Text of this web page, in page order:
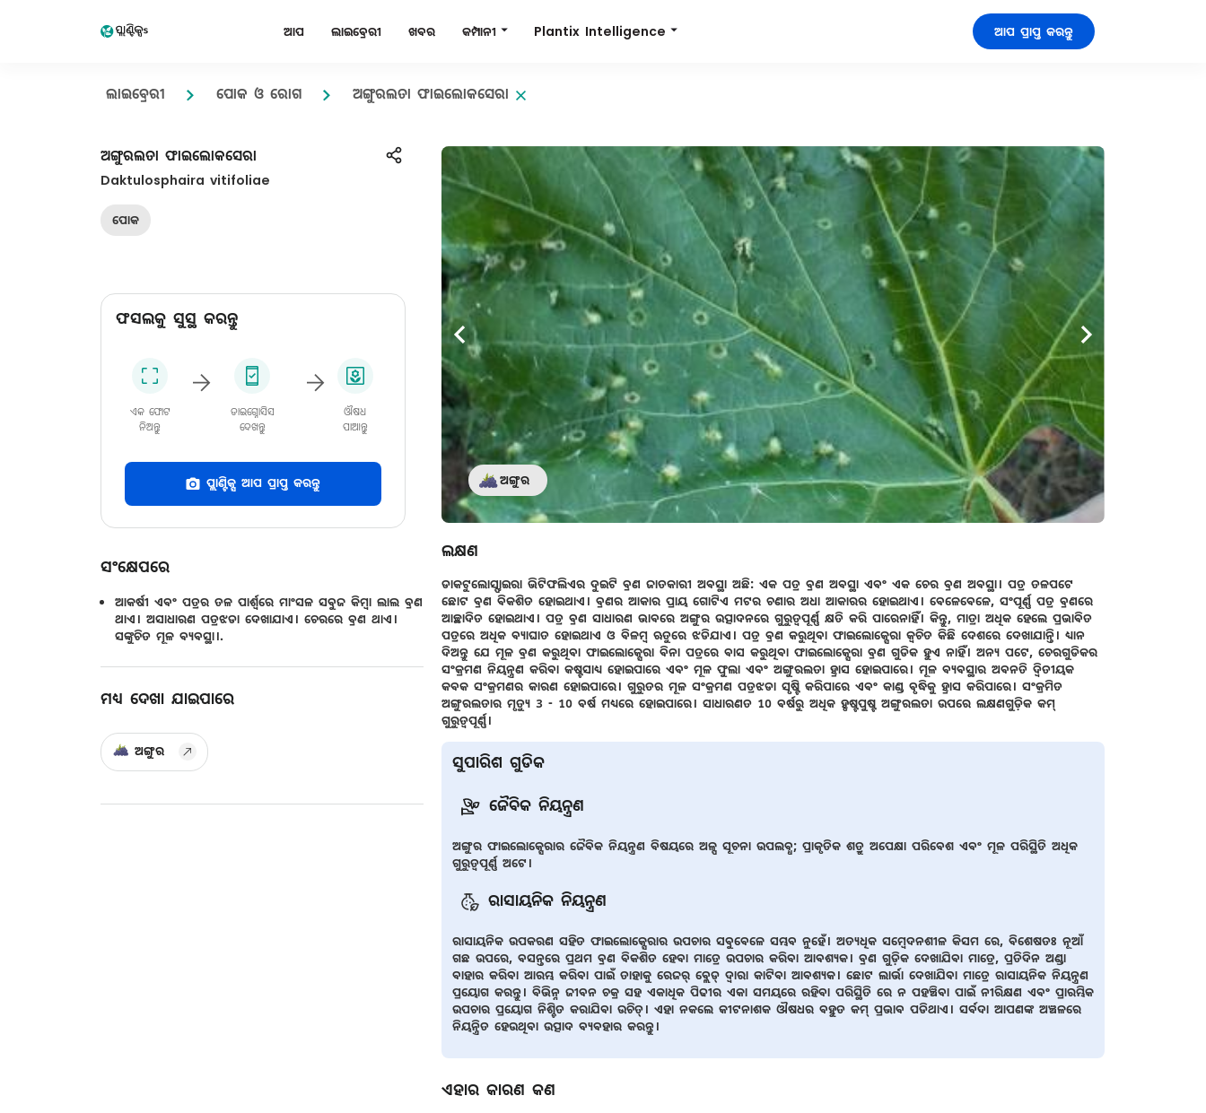
ଆପ ଲାଇବ୍ରେରୀ ଖବର କମ୍ପାନୀ Plantix Intelligence ଆପ ପ୍ରାପ୍ତ କରନ୍ତୁ
ଲାଇବ୍ରେରୀ ପୋକ ଓ ରୋଗ ଅଙ୍ଗୁରଲତା ଫାଇଲୋକସେରା
ଅଙ୍ଗୁରଲତା ଫାଇଲୋକସେରା
Daktulosphaira vitifoliae
ପୋକ
ଫସଲକୁ ସୁସ୍ଥ କରନ୍ତୁ
ଏକ ଫୋଟ
ନିଅନ୍ତୁ
ଡାଇଗ୍ନୋସିସ
ଦେଖନ୍ତୁ
ଔଷଧ
ପାଆନ୍ତୁ
ପ୍ଲାଣ୍ଟିକ୍ସ ଆପ ପ୍ରାପ୍ତ କରନ୍ତୁ
ସଂକ୍ଷେପରେ
ଆକର୍ଷୀ ଏବଂ ପତ୍ରର ତଳ ପାର୍ଶ୍ଵରେ ମାଂସଳ ସବୁଜ କିମ୍ବା ଲାଲ ବ୍ରଣ
ଥାଏ। ଅସାଧାରଣ ପତ୍ରଝଡା ଦେଖାଯାଏ। ଚେରରେ ବ୍ରଣ ଥାଏ।
ସଙ୍କୁଚିତ ମୂଳ ବ୍ୟବସ୍ଥା।.
ମଧ୍ୟ ଦେଖା ଯାଇପାରେ
ଅଙ୍ଗୁର
ଅଙ୍ଗୁର
ଲକ୍ଷଣ
ଡାକଟୁଲୋସ୍ଫାଇରା ଭିଟିଫଲିଏର ଦୁଇଟି ବ୍ରଣ ଜାତକାରୀ ଅବସ୍ଥା ଅଛି: ଏକ ପତ୍ର ବ୍ରଣ ଅବସ୍ଥା ଏବଂ ଏକ ଚେର ବ୍ରଣ ଅବସ୍ଥା। ପତ୍ର ତଳପଟେ
ଛୋଟ ବ୍ରଣ ବିକଶିତ ହୋଇଥାଏ। ବ୍ରଣର ଆକାର ପ୍ରାୟ ଗୋଟିଏ ମଟର ଚଣାର ଅଧା ଆକାରର ହୋଇଥାଏ। ବେଳେବେଳେ, ସଂପୂର୍ଣ୍ଣ ପତ୍ର ବ୍ରଣରେ
ଆଚ୍ଛାଦିତ ହୋଇଥାଏ। ପତ୍ର ବ୍ରଣ ସାଧାରଣ ଭାବରେ ଅଙ୍ଗୁର ଉତ୍ପାଦନରେ ଗୁରୁତ୍ୱପୂର୍ଣ୍ଣ କ୍ଷତି କରି ପାରେନାହିଁ। କିନ୍ତୁ, ମାତ୍ରା ଅଧିକ ହେଲେ ପ୍ରଭାବିତ
ପତ୍ରରେ ଅଧିକ ବ୍ୟାଘାତ ହୋଇଥାଏ ଓ ବିଳମ୍ବ ଋତୁରେ ଝଡିଯାଏ। ପତ୍ର ବ୍ରଣ କରୁଥିବା ଫାଇଲୋକ୍ସେରା କ୍ଵଚିତ କିଛି ଦେଶରେ ଦେଖାଯାନ୍ତି। ଧ୍ୟାନ
ଦିଅନ୍ତୁ ଯେ ମୂଳ ବ୍ରଣ କରୁଥିବା ଫାଇଲୋକ୍ସେରା ବିନା ପତ୍ରରେ ବାସ କରୁଥିବା ଫାଇଲୋକ୍ସେରା ବ୍ରଣ ଗୁଡିକ ହୁଏ ନାହିଁ। ଅନ୍ୟ ପଟେ, ଚେରଗୁଡିକର
ସଂକ୍ରମଣ ନିୟନ୍ତ୍ରଣ କରିବା କଷ୍ଟସାଧ୍ୟ ହୋଇପାରେ ଏବଂ ମୂଳ ଫୁଲା ଏବଂ ଅଙ୍ଗୁରଲତା ହ୍ରାସ ହୋଇପାରେ। ମୂଳ ବ୍ୟବସ୍ଥାର ଅବନତି ଦ୍ଵିତୀୟକ
କବକ ସଂକ୍ରମଣର କାରଣ ହୋଇପାରେ। ଗୁରୁତର ମୂଳ ସଂକ୍ରମଣ ପତ୍ରଝଡା ସୃଷ୍ଟି କରିପାରେ ଏବଂ କାଣ୍ଡ ବୃଦ୍ଧିକୁ ହ୍ରାସ କରିପାରେ। ସଂକ୍ରମିତ
ଅଙ୍ଗୁରଲତାର ମୃତ୍ୟୁ 3 - 10 ବର୍ଷ ମଧ୍ୟରେ ହୋଇପାରେ। ସାଧାରଣତ 10 ବର୍ଷରୁ ଅଧିକ ହୃଷ୍ଟପୁଷ୍ଟ ଅଙ୍ଗୁରଲତା ଉପରେ ଲକ୍ଷଣଗୁଡ଼ିକ କମ୍
ଗୁରୁତ୍ୱପୂର୍ଣ୍ଣ।
ସୁପାରିଶ ଗୁଡିକ
ଜୈବିକ ନିୟନ୍ତ୍ରଣ
ଅଙ୍ଗୁର ଫାଇଲୋକ୍ସେରାର ଜୈବିକ ନିୟନ୍ତ୍ରଣ ବିଷୟରେ ଅଳ୍ପ ସୂଚନା ଉପଲବ୍ଧ; ପ୍ରାକୃତିକ ଶତ୍ରୁ ଅପେକ୍ଷା ପରିବେଶ ଏବଂ ମୂଳ ପରିସ୍ଥିତି ଅଧିକ
ଗୁରୁତ୍ୱପୂର୍ଣ୍ଣ ଅଟେ।
ରାସାୟନିକ ନିୟନ୍ତ୍ରଣ
ରାସାୟନିକ ଉପକରଣ ସହିତ ଫାଇଲୋକ୍ସେରାର ଉପଚାର ସବୁବେଳେ ସମ୍ଭବ ନୁହେଁ। ଅତ୍ୟଧିକ ସମ୍ବେଦନଶୀଳ କିସମ ରେ, ବିଶେଷତଃ ନୂଆଁ
ଗଛ ଉପରେ, ବସନ୍ତରେ ପ୍ରଥମ ବ୍ରଣ ବିକଶିତ ହେବା ମାତ୍ରେ ଉପଚାର କରିବା ଆବଶ୍ୟକ। ବ୍ରଣ ଗୁଡ଼ିକ ଦେଖାଯିବା ମାତ୍ରେ, ପ୍ରତିଦିନ ଅଣ୍ଡା
ବାହାର କରିବା ଆରମ୍ଭ କରିବା ପାଇଁ ତାହାକୁ ରେଜର୍ ବ୍ଲେଡ୍ ଦ୍ୱାରା କାଟିବା ଆବଶ୍ୟକ। ଛୋଟ ଲାର୍ଭା ଦେଖାଯିବା ମାତ୍ରେ ରାସାୟନିକ ନିୟନ୍ତ୍ରଣ
ପ୍ରୟୋଗ କରନ୍ତୁ। ବିଭିନ୍ନ ଜୀବନ ଚକ୍ର ସହ ଏକାଧିକ ପିଢୀର ଏକା ସମୟରେ ରହିବା ପରିସ୍ଥିତି ରେ ନ ପହଞ୍ଚିବା ପାଇଁ ନୀରିକ୍ଷଣ ଏବଂ ପ୍ରାରମ୍ଭିକ
ଉପଚାର ପ୍ରୟୋଗ ନିଶ୍ଚିତ କରାଯିବା ଉଚିତ୍। ଏହା ନକଲେ କୀଟନାଶକ ଔଷଧର ବହୁତ କମ୍ ପ୍ରଭାବ ପଡିଥାଏ। ସର୍ବଦା ଆପଣଙ୍କ ଅଞ୍ଚଳରେ
ନିୟନ୍ତ୍ରିତ ହେଉଥିବା ଉତ୍ପାଦ ବ୍ୟବହାର କରନ୍ତୁ।
ଏହାର କାରଣ କଣ